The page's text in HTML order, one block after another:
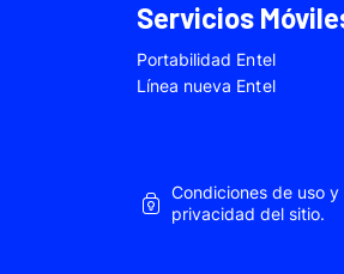
Xiaomi 12T Pro
Xiaomi Redmi Note 9 Pro
Servicios
Portabilidad Entel
Línea nueva Entel
Condiciones de uso y
privacidad del sitio.